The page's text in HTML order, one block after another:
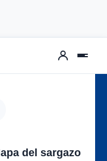
del sargazo
en